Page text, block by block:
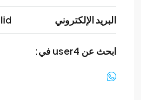
البريد الإلكتروني
ابحث عن user4 في: